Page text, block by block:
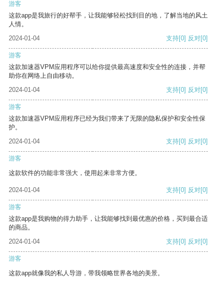
游客
这款app是我旅行的好帮手，让我能够轻松找到目的地，了解当地的风土
人情。
2024-01-04
支持[0] 反对[0]
游客
这款加速器VPM应用程序可以给你提供最高速度和安全性的连接，并帮
助你在网络上自由移动。
2024-01-04
支持[0] 反对[0]
游客
这款加速器VPM应用程序已经为我们带来了无限的隐私保护和安全性保
护。
2024-01-04
支持[0] 反对[0]
游客
这款软件的功能非常强大，使用起来非常方便。
2024-01-04 支持[0] 反对[0]
游客
这款app是我购物的得力助手，让我能够找到最优惠的价格，买到最合适
的商品。
2024-01-04
支持[0] 反对[0]
游客
这款app就像我的私人导游，带我领略世界各地的美景。